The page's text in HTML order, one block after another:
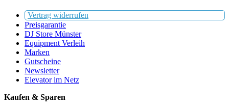
Vertrag widerrufen
Preisgarantie
DJ Store Münster
Equipment Verleih
Marken
Gutscheine
Newsletter
Elevator im Netz
Kaufen & Sparen